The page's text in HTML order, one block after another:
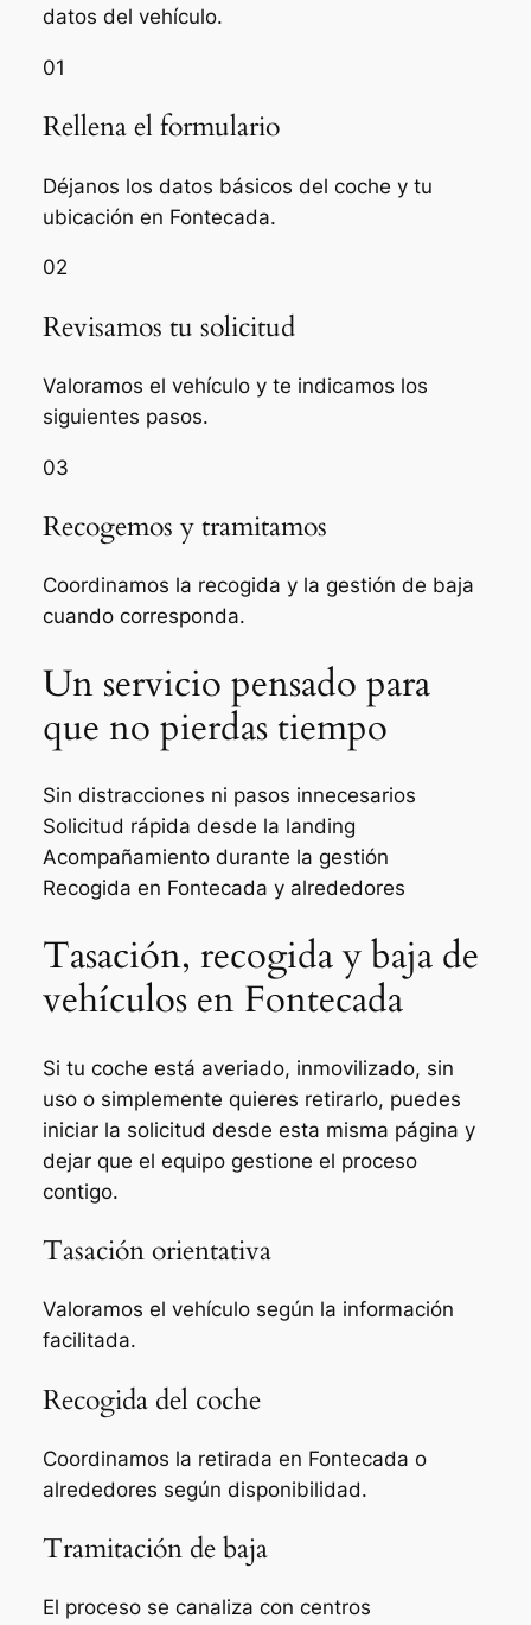
datos del vehículo.
01
Rellena el formulario
Déjanos los datos básicos del coche y tu
ubicación en Fontecada.
02
Revisamos tu solicitud
Valoramos el vehículo y te indicamos los
siguientes pasos.
03
Recogemos y tramitamos
Coordinamos la recogida y la gestión de baja
cuando corresponda.
Un servicio pensado para
que no pierdas tiempo
Sin distracciones ni pasos innecesarios
Solicitud rápida desde la landing
Acompañamiento durante la gestión
Recogida en Fontecada y alrededores
Tasación, recogida y baja de
vehículos en Fontecada
Si tu coche está averiado, inmovilizado, sin
uso o simplemente quieres retirarlo, puedes
iniciar la solicitud desde esta misma página y
dejar que el equipo gestione el proceso
contigo.
Tasación orientativa
Valoramos el vehículo según la información
facilitada.
Recogida del coche
Coordinamos la retirada en Fontecada o
alrededores según disponibilidad.
Tramitación de baja
El proceso se canaliza con centros